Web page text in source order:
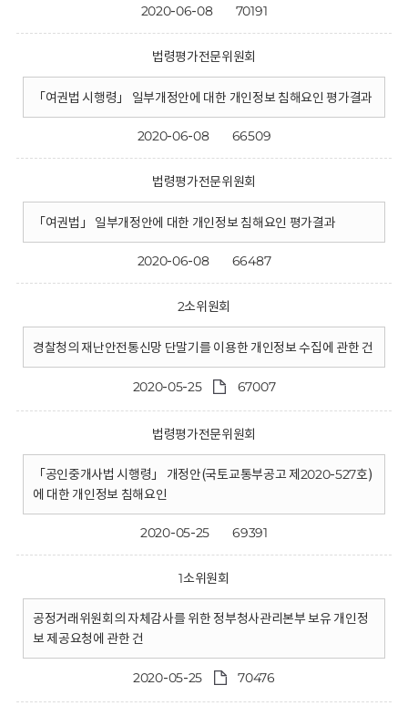
2020-06-08 70191
법령평가전문위원회
「여권법 시행령」 일부개정안에 대한 개인정보 침해요인 평가결과
2020-06-08 66509
법령평가전문위원회
「여권법」 일부개정안에 대한 개인정보 침해요인 평가결과
2020-06-08 66487
2소위원회
경찰청의 재난안전통신망 단말기를 이용한 개인정보 수집에 관한 건
2020-05-25 67007
법령평가전문위원회
「공인중개사법 시행령」 개정안(국토교통부공고 제2020-527호)
에 대한 개인정보 침해요인
2020-05-25 69391
1소위원회
공정거래위원회의 자체감사를 위한 정부청사관리본부 보유 개인정
보 제공요청에 관한 건
2020-05-25 70476